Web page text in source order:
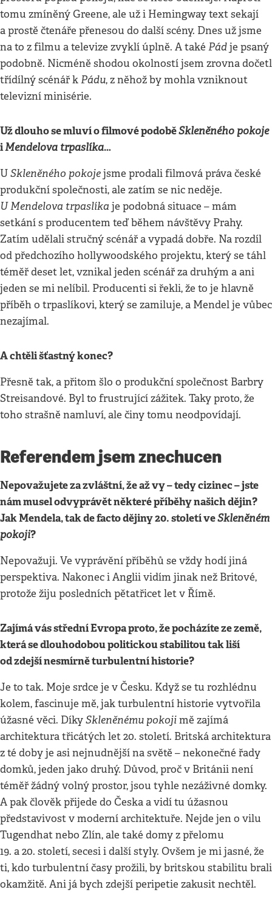
tomu zmíněný Greene, ale už i Hemingway text sekají
a prostě čtenáře přenesou do další scény. Dnes už jsme
na to z filmu a televize zvyklí úplně. A také Pádje psaný
podobně. Nicméně shodou okolností jsem zrovna dočetl
třídílný scénář kPádu, z něhož by mohla vzniknout
televizní minisérie.
Už dlouho se mluví o filmové podoběSkleněného pokoje
iMendelova trpaslíka…
USkleněného pokojejsme prodali filmová práva české
produkční společnosti, ale zatím se nic neděje.
U Mendelova trpaslíka je podobná situace – mám
setkání s producentem teď během návštěvy Prahy.
Zatím udělali stručný scénář a vypadá dobře. Na rozdíl
od předchozího hollywoodského projektu, který se táhl
téměř deset let, vznikal jeden scénář za druhým a ani
jeden se mi nelíbil. Producenti si řekli, že to je hlavně
příběh o trpaslíkovi, který se zamiluje, a Mendel je vůbec
nezajímal.
A chtěli šťastný konec?
Přesně tak, a přitom šlo o produkční společnost Barbry
Streisandové. Byl to frustrující zážitek. Taky proto, že
toho strašně namluví, ale činy tomu neodpovídají.
Referendem jsem znechucen
Nepovažujete za zvláštní, že až vy – tedy cizinec – jste
nám musel odvyprávět některé příběhy našich dějin?
Jak Mendela, tak de facto dějiny 20. století veSkleněném
pokoji?
Nepovažuji. Ve vyprávění příběhů se vždy hodí jiná
perspektiva. Nakonec i Anglii vidím jinak než Britové,
protože žiju posledních pětatřicet let v Římě.
Zajímá vás střední Evropa proto, že pocházíte ze země,
která se dlouhodobou politickou stabilitou tak liší
od zdejší nesmírně turbulentní historie?
Je to tak. Moje srdce je v Česku. Když se tu rozhlédnu
kolem, fascinuje mě, jak turbulentní historie vytvořila
úžasné věci. DíkySkleněnému pokojimě zajímá
architektura třicátých let 20. století. Britská architektura
z té doby je asi nejnudnější na světě – nekonečné řady
domků, jeden jako druhý. Důvod, proč v Británii není
téměř žádný volný prostor, jsou tyhle nezáživné domky.
A pak člověk přijede do Česka a vidí tu úžasnou
představivost v moderní architektuře. Nejde jen o vilu
Tugendhat nebo Zlín, ale také domy z přelomu
19. a 20. století, secesi i další styly. Ovšem je mi jasné, že
ti, kdo turbulentní časy prožili, by britskou stabilitu brali
okamžitě. Ani já bych zdejší peripetie zakusit nechtěl.